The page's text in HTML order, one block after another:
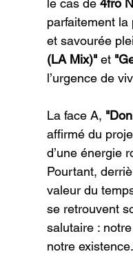
le cas de 4fro
parfaitement
et savourée
(LA Mix)" et
l’urgence de
La face A,
affirmé du
d’une énergie
Pourtant,
valeur du
se retrouvent
salutaire :
notre existence.